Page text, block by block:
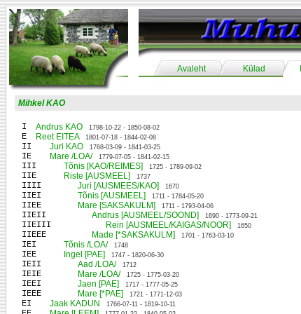
Avaleht Külad
Mihkel KAO
I Andrus KAO 1798-10-22 - 1850-08-02
E Reet EITEA 1801-07-18 - 1844-02-08
II Juri KAO 1768-03-09 - 1841-03-25
IE Mare /LOA/ 1779-07-05 - 1841-02-15
III Tõnis [KAO/REIMES] 1725 - 1789-09-02
IIE Riste [AUSMEEL] 1737
IIII Juri [AUSMEES/KAO] 1670
IIEI Tõnis [AUSMEEL] 1711 - 1784-05-20
IIEE Mare [SAKSAKULM] 1711 - 1793-04-06
IIEII Andrus [AUSMEEL/SOOND] 1690 - 1773-09-21
IIEIII Rein [AUSMEEL/KAIGAS/NOOR] 1650
IIEEE Made [*SAKSAKULM] 1701 - 1763-03-10
IEI Tõnis /LOA/ 1748
IEE Ingel [PAE] 1747 - 1820-06-30
IEII Aad /LOA/ 1712
IEIE Mare /LOA/ 1725 - 1775-03-20
IEEI Jaen [PAE] 1717 - 1777-05-25
IEEE Mare [*PAE] 1721 - 1771-12-03
EI Jaak KADUN 1766-07-11 - 1819-10-11